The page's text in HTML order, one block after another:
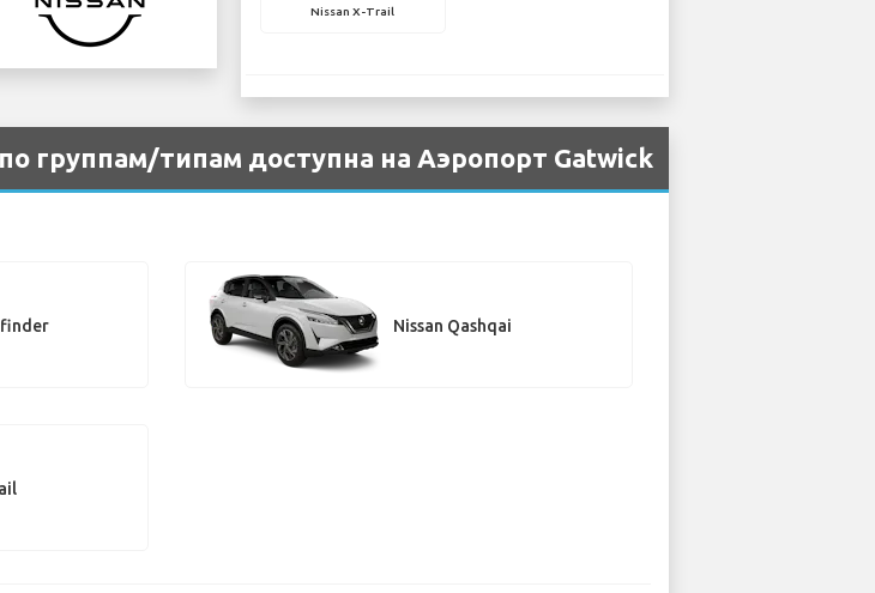
Nissan X-Trail
группам/типам доступна на Аэропорт Gatwick
Nissan Qashqai